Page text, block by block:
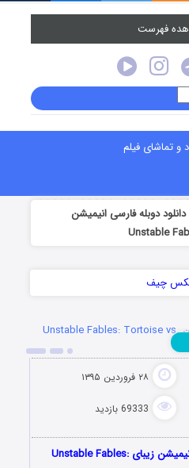
فهرست
و تماشای فیلم
دانلود دوبله فارسی انیمیشن
Unstable
دانلود دوبله فارسی انیمیشن Unstable Fables: Tortoise vs.
۲۸ فروردین ۱۳۹۵
69333 بازدید
دانلود رایگان دوبله فارسی انیمیشن زیبای Unstable Fables: